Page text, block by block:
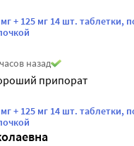
+ 125 мг 14 шт. таблетки,
назад
припорат
+ 125 мг 14 шт. таблетки,